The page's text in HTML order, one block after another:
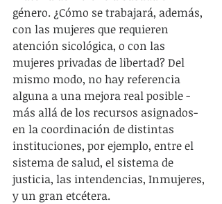
género. ¿Cómo se trabajará, además,
con las mujeres que requieren
atención sicológica, o con las
mujeres privadas de libertad? Del
mismo modo, no hay referencia
alguna a una mejora real posible -
más allá de los recursos asignados-
en la coordinación de distintas
instituciones, por ejemplo, entre el
sistema de salud, el sistema de
justicia, las intendencias, Inmujeres,
y un gran etcétera.